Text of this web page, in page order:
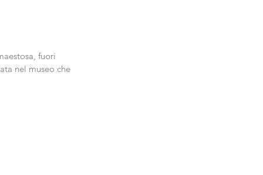
fuori
nel museo che